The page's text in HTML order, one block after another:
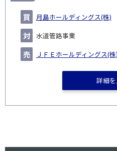
月島ホールディングス(株)
水道管路事業
ＪＦＥホールディングス(株)
詳細